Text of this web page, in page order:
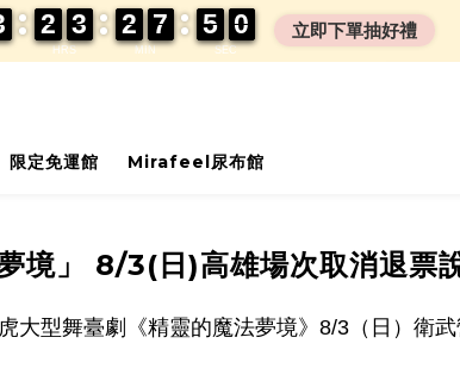
限定免運館 Mirafeel尿布館
境」 8/3(日)高雄場次取消退票
大型舞臺劇《精靈的魔法夢境》 8/3 （日）衛
HRS
2
2
2
2 3
3
3
3
MIN
2
2
2
2 7
7
7
7
SEC
5
5
4 0
0
0
0
9 立即下單抽好禮